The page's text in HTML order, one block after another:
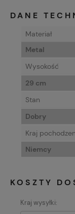
DANE
Materiał
Metal
Wysokość
29 cm
Stan
Dobry
Kraj
Niemcy
KOSZTY
KOSZTÓW
Kraj wysyłki: